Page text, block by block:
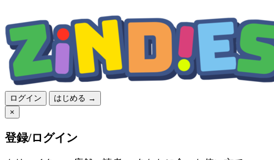
ログイン
はじめる →
×
登録/ログイン